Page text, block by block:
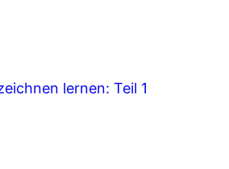
lernen: Teil 1